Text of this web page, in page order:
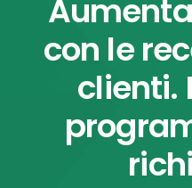
con le
clienti.